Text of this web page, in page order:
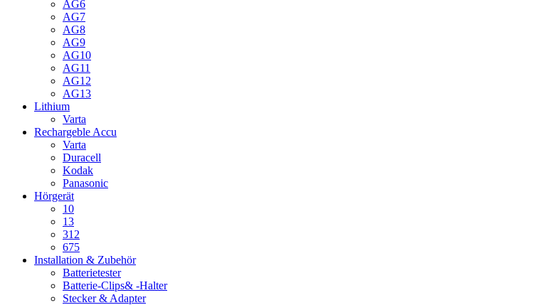
AG6
AG7
AG8
AG9
AG10
AG11
AG12
AG13
Lithium
Varta
Rechargeble Accu
Varta
Duracell
Kodak
Panasonic
Hörgerät
10
13
312
675
Installation & Zubehör
Batterietester
Batterie-Clips& -Halter
Stecker & Adapter